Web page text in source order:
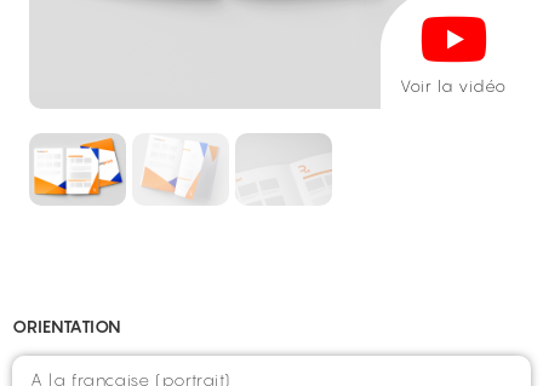
Voir la vidéo
ORIENTATION